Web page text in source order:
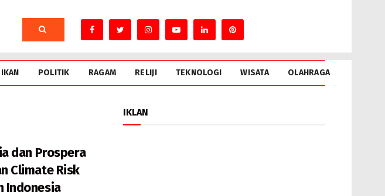
POLITIK RAGAM RELIJI TEKNOLOGI WISATA OLAHRAGA
dan Prospera
Climate Risk
Indonesia
IKLAN